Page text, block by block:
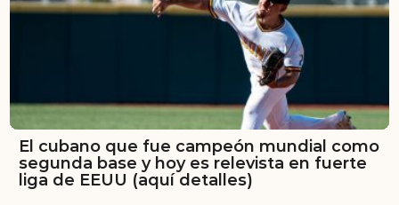
El cubano que fue campeón mundial como
segunda base y hoy es relevista en fuerte
liga de EEUU (aquí detalles)